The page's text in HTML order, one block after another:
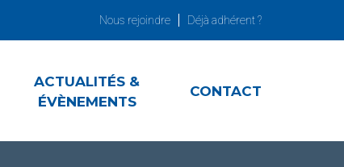
Nous rejoindre Déjà adhérent ?
ACTUALITÉS &
ÉVÈNEMENTS
CONTACT